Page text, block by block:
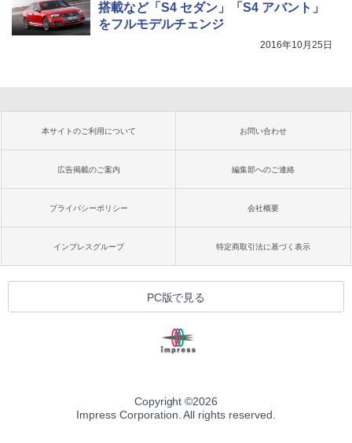
搭載など「S4 セダン」「S4 アバント」
をフルモデルチェンジ
2016年10月25日
本サイトのご利用について お問い合わせ
広告掲載のご案内 編集部へのご連絡
プライバシーポリシー 会社概要
インプレスグループ 特定商取引法に基づく表示
PC版で見る
Copyright ©2026
Impress Corporation. All rights reserved.